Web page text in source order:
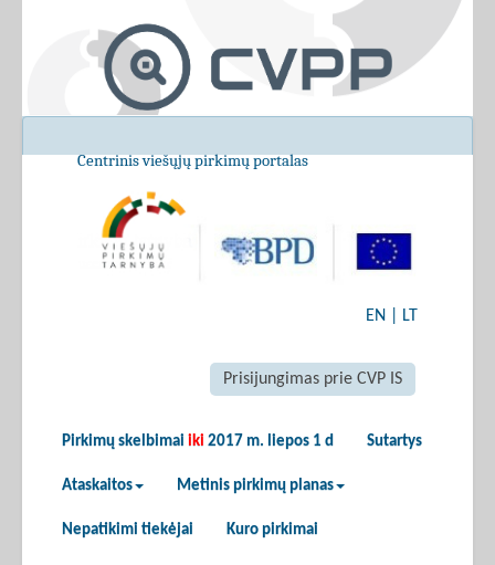
Centrinis viešųjų pirkimų portalas
EN LT
Prisijungimas prie CVP IS
Pirkimų skelbimai iki 2017 m. liepos 1 d Sutartys
Ataskaitos Metinis pirkimų planas
Nepatikimi tiekėjai Kuro pirkimai